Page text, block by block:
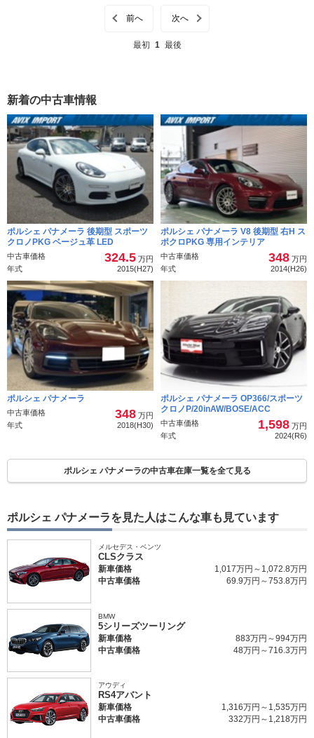
最初 1 最後
前へ 次へ
新着の中古車情報
ポルシェ パナメーラ 後期型 スポーツ
クロノPKG ベージュ革 LED
中古車価格 324.5 万円
年式
2015(H27)
ポルシェ パナメーラ V8 後期型 右H ス
ポクロPKG 専用インテリア
中古車価格 348 万円
年式
2014(H26)
ポルシェ パナメーラ
中古車価格 348 万円
年式
2018(H30)
ポルシェ パナメーラ OP366/スポーツ
クロノP/20inAW/BOSE/ACC
中古車価格 1,598 万円
年式
2024(R6)
ポルシェ パナメーラの中古車在庫一覧を全て見る
ポルシェ パナメーラを見た人はこんな車も見ています
メルセデス・ベンツ
CLSクラス
新車価格
1,017万円～1,072.8万円
中古車価格
69.9万円～753.8万円
BMW
5シリーズツーリング
新車価格
883万円～994万円
中古車価格
48万円～716.3万円
アウディ
RS4アバント
新車価格
1,316万円～1,535万円
中古車価格
332万円～1,218万円